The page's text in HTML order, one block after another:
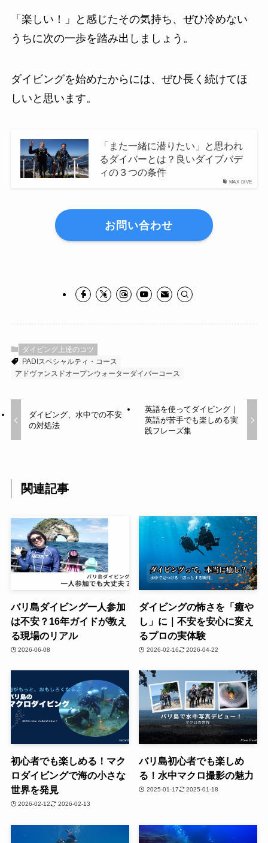
「楽しい！」と感じたその気持ち、ぜひ冷めない
うちに次の一歩を踏み出しましょう。
ダイビングを始めたからには、ぜひ長く続けてほ
しいと思います。
MAX DIVE
「また一緒に潜りたい」と思われ
るダイバーとは？良いダイブバデ
ィの３つの条件
お問い合わせ
ダイビング上達のコツ
PADIスペシャルティ・コース
アドヴァンスドオープンウォーターダイバーコース
ダイビング、水中での不安
の対処法
英語を使ってダイビング｜
英語が苦手でも楽しめる実
践フレーズ集
関連記事
バリ島ダイビング一人参加
は不安？16年ガイドが教え
る現場のリアル
2026-06-08
ダイビングの怖さを「癒や
し」に｜不安を安心に変え
るプロの実体験
2026-02-16 2026-04-22
初心者でも楽しめる！マク
ロダイビングで海の小さな
世界を発見
2026-02-12 2026-02-13
バリ島初心者でも楽しめ
る！水中マクロ撮影の魅力
2025-01-17 2025-01-18